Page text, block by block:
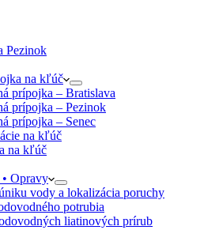
Pezinok
na kľúč
prípojka – Bratislava
prípojka – Pezinok
prípojka – Senec
na kľúč
na kľúč
Opravy
vody a lokalizácia poruchy
potrubia
liatinových prírub